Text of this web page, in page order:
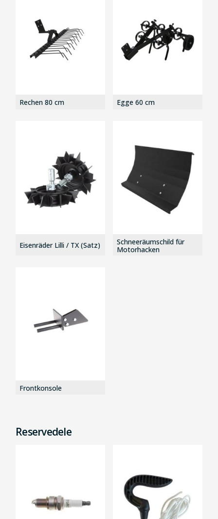
Rechen 80 cm Egge 60 cm
Eisenräder Lilli / TX (Satz)
Schneeräumschild für
Motorhacken
Frontkonsole
Reservedele